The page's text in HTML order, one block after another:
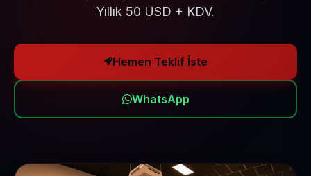
Yıllık 50 USD + KDV.
Hemen Teklif İste
WhatsApp